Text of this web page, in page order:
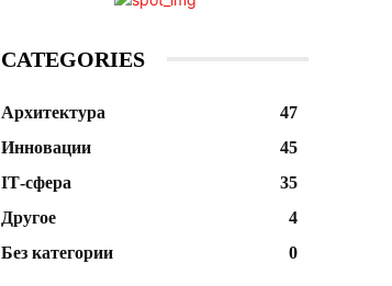
CATEGORIES
Архитектура
47
Инновации
45
ІТ-сфера
35
Другое
4
Без категории
0